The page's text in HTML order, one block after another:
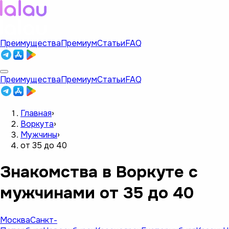
ПреимуществаПремиумСтатьиFAQ
ПреимуществаПремиумСтатьиFAQ
Главная›
Воркута›
Мужчины›
от 35 до 40
Знакомства в Воркуте с
мужчинами от 35 до 40
МоскваСанкт-